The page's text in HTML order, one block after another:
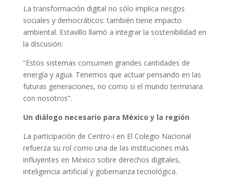
La transformación digital no sólo implica riesgos
sociales y democráticos: también tiene impacto
ambiental. Estavillo llamó a integrar la sostenibilidad en
la discusión:
“Estos sistemas consumen grandes cantidades de
energía y agua. Tenemos que actuar pensando en las
futuras generaciones, no como si el mundo terminara
con nosotros”.
Un diálogo necesario para México y la región
La participación de Centro-i en El Colegio Nacional
refuerza su rol como una de las instituciones más
influyentes en México sobre derechos digitales,
inteligencia artificial y gobernanza tecnológica.